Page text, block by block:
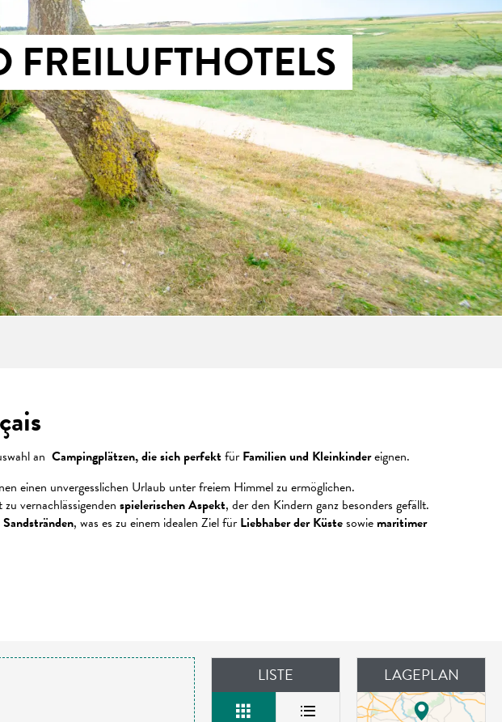
an Campingplätzen, die sich perfekt für Familien und Kleinkindereignen.
einen unvergesslichen Urlaub unter freiem Himmel zu ermöglichen.
vernachlässigenden spielerischen Aspekt, der den Kindern ganz besonders gefällt.
, was es zu einem idealen Ziel für Liebhaber der Küstesowie maritimer
LISTE LAGEPLAN